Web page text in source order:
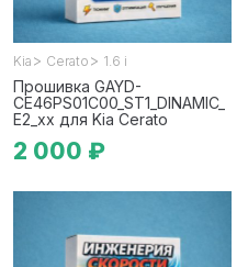
Kia > Cerato > 1.6 i
Прошивка GAYD-
CE46PS01C00_ST1_DINAMIC_
E2_xx для Kia Cerato
2 000 ₽